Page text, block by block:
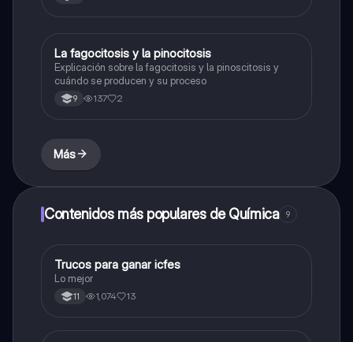
Biologia
La fagocitosis y la pinocitosis
Explicación sobre la fagocitosis y la pinoscitosis y
cuándo se producen y su proceso
9 137 2
Más
Contenidos más populares de Química 9
Química
Trucos para ganar icfes
Lo mejor
11 1,074 13